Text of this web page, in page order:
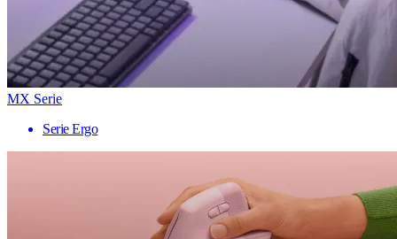
MX Serie
Serie Ergo